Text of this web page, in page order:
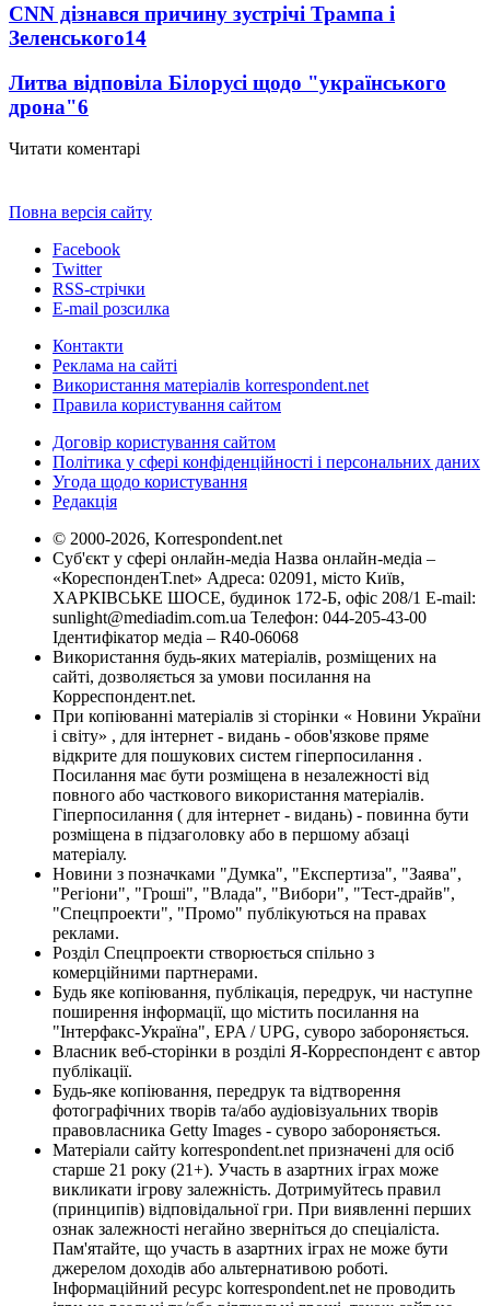
CNN дізнався причину зустрічі Трампа і
Зеленського14
Литва відповіла Білорусі щодо "українського
дрона"6
Читати коментарі
Повна версія сайту
Facebook
Twitter
RSS-стрічки
E-mail розсилка
Контакти
Реклама на сайті
Використання матеріалів korrespondent.net
Правила користування сайтом
Договір користування сайтом
Політика у сфері конфіденційності і персональних даних
Угода щодо користування
Редакція
© 2000-2026, Korrespondent.net
Суб'єкт у сфері онлайн-медіа Назва онлайн-медіа –
«КореспонденТ.net» Адреса: 02091, місто Київ,
ХАРКІВСЬКЕ ШОСЕ, будинок 172-Б, офіс 208/1 E-mail:
sunlight@mediadim.com.ua Телефон: 044-205-43-00
Ідентифікатор медіа – R40-06068
Використання будь-яких матеріалів, розміщених на
сайті, дозволяється за умови посилання на
Корреспондент.net.
При копіюванні матеріалів зі сторінки « Новини України
і світу» , для інтернет - видань - обов'язкове пряме
відкрите для пошукових систем гіперпосилання .
Посилання має бути розміщена в незалежності від
повного або часткового використання матеріалів.
Гіперпосилання ( для інтернет - видань) - повинна бути
розміщена в підзаголовку або в першому абзаці
матеріалу.
Новини з позначками "Думка", "Експертиза", "Заява",
"Регіони", "Гроші", "Влада", "Вибори", "Тест-драйв",
"Спецпроекти", "Промо" публікуються на правах
реклами.
Розділ Спецпроекти створюється спільно з
комерційними партнерами.
Будь яке копіювання, публікація, передрук, чи наступне
поширення інформації, що містить посилання на
"Інтерфакс-Україна", EPA / UPG, суворо забороняється.
Власник веб-сторінки в розділі Я-Корреспондент є автор
публікації.
Будь-яке копіювання, передрук та відтворення
фотографічних творів та/або аудіовізуальних творів
правовласника Getty Images - суворо забороняється.
Матеріали сайту korrespondent.net призначені для осіб
старше 21 року (21+). Участь в азартних іграх може
викликати ігрову залежність. Дотримуйтесь правил
(принципів) відповідальної гри. При виявленні перших
ознак залежності негайно зверніться до спеціаліста.
Пам'ятайте, що участь в азартних іграх не може бути
джерелом доходів або альтернативою роботі.
Інформаційний ресурс korrespondent.net не проводить